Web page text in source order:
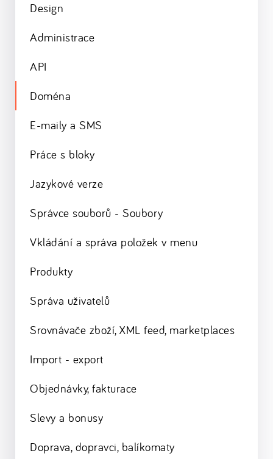
Design
Administrace
API
Doména
E-maily a SMS
Práce s bloky
Jazykové verze
Správce souborů - Soubory
Vkládání a správa položek v menu
Produkty
Správa uživatelů
Srovnávače zboží, XML feed, marketplaces
Import - export
Objednávky, fakturace
Slevy a bonusy
Doprava, dopravci, balíkomaty